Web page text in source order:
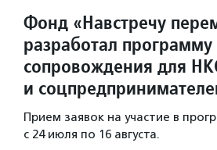
Фонд «Навстречу
разработал программу
сопровождения для
и
Прием заявок на участие в
с 24 июля по 16 августа.